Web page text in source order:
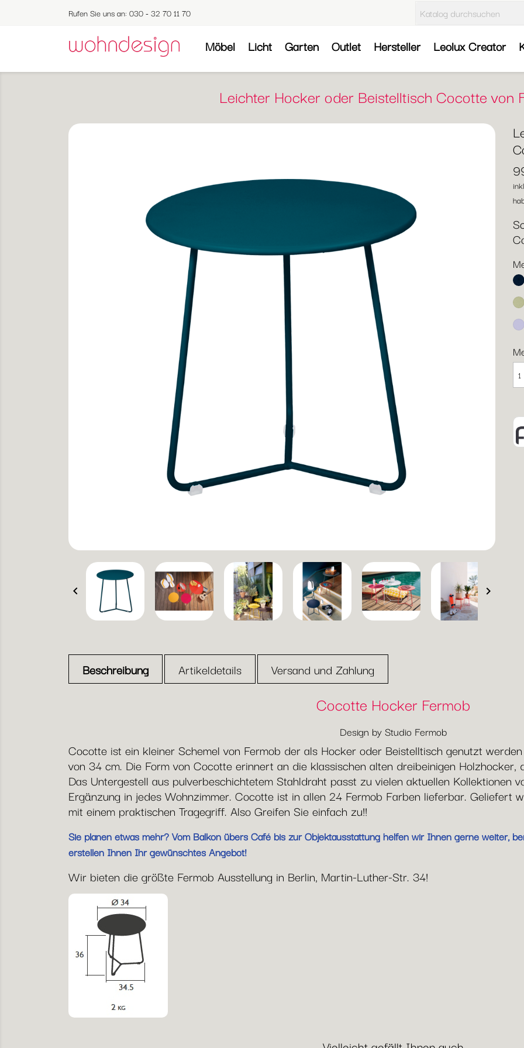
Rufen Sie uns an: 030 - 32 70 11 70
Möbel Licht Garten Outlet Hersteller Leolux Creator
Leichter Hocker oder Beistelltisch Cocotte von
 
Beschreibung Artikeldetails Versand und Zahlung
Cocotte Hocker Fermob
Design by Studio Fermob
Cocotte ist ein kleiner Schemel von Fermob der als Hocker oder Beistelltisch genutzt
von 34 cm. Die Form von Cocotte erinnert an die klassischen alten dreibeinigen Holzhocker,
Das Untergestell aus pulverbeschichtetem Stahldraht passt zu vielen aktuellen Kollektionen
Ergänzung in jedes Wohnzimmer. Cocotte ist in allen 24 Fermob Farben lieferbar. Geliefert
mit einem praktischen Tragegriff. Also Greifen Sie einfach zu!!
Sie planen etwas mehr? Vom Balkon übers Café bis zur Objektausstattung helfen wir Ihnen gerne weiter,
erstellen Ihnen Ihr gewünschtes Angebot!
Wir bieten die größte Fermob Ausstellung in Berlin, Martin-Luther-Str. 34!